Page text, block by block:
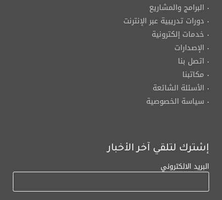
البرامج والمشاريع
دورات تدريبية عبر الإنترنت
خدمات إلكترونية
الإصدارات
اتصل بنا
مكاتبنا
الأسئلة الشائعة
سياسة الخصوصية
إشترك لتلقي آخر الأخبار
البريد الالكتروني